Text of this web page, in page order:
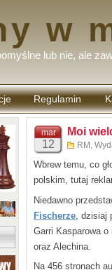
w
lub nie, ale
Regulamin
komentarzy
mar
12
Moi
RM ,
Wbrew temu, co
polskim, tutaj
Niedawno
Fischerze ,
Garri Kasparowa
oraz Alechina.
Na 456 stronach